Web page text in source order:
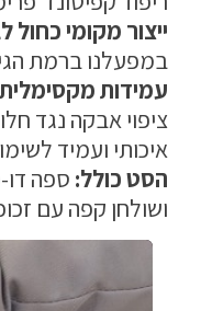
ייצור מקומי כחול
במפעלנו ברמת
עמידות
איכותי ועמיד
הסט כולל: ספה
ושולחן קפה עם